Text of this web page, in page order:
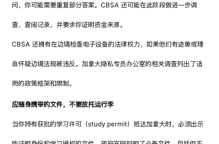
问，你可能需要重复部分答案。CBSA 还可能在此阶段做进一步调
查、查阅记录，并要求你证明资金来源。
CBSA 还拥有在边境检查电子设备的法律权力，如果他们有迹象或理
由怀疑边境法规被违反。加拿大隐私专员办公室的相关调查列出了适
用的政策框架和限制。
应随身携带的文件，不要放托运行李
当你持有获批的学习许可（study permit）抵达加拿大时，必须出示